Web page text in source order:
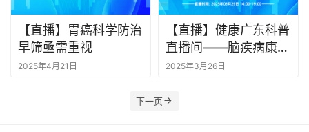
【直播】胃癌科学防治
早筛亟需重视
2025年4月21日
【直播】健康广东科普
直播间——脑疾病康复
科普专场2
2025年3月26日
下一页